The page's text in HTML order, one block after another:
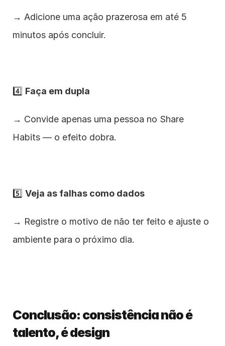
→ Adicione uma ação prazerosa em até 5
minutos após concluir.
4️⃣ Faça em dupla
→ Convide apenas uma pessoa no Share
Habits — o efeito dobra.
5️⃣ Veja as falhas como dados
→ Registre o motivo de não ter feito e ajuste o
ambiente para o próximo dia.
Conclusão: consistência não é
talento, é design